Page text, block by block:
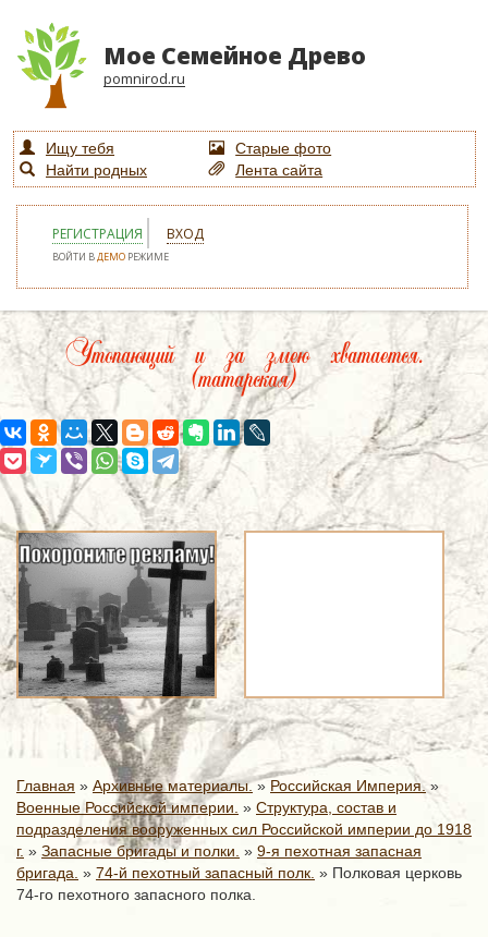
Мое Семейное Древо
pomnirod.ru
Ищу тебя
Старые фото
Найти родных
Лента сайта
РЕГИСТРАЦИЯ ВХОД
ВОЙТИ ВДЕМО РЕЖИМЕ
Утопающий и за змею хватается.
(татарская)
Главная » Архивные материалы.» Российская Империя. »
Военные Российской империи. » Структура, состав и
подразделения вооруженных сил Российской империи до 1918
г. » Запасные бригады и полки. » 9-я пехотная запасная
бригада. » 74-й пехотный запасный полк. » Полковая церковь
74-го пехотного запасного полка.